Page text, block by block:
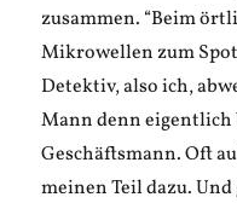
zusammen. “Beim
Mikrowellen zum
Detektiv, also ich,
Mann denn eigentlich
Geschäftsmann. Oft
meinen Teil dazu.